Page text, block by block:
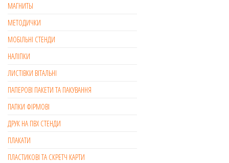
МАГНИТЫ
МЕТОДИЧКИ
МОБІЛЬНІ СТЕНДИ
НАЛІПКИ
ЛИСТІВКИ ВІТАЛЬНІ
ПАПЕРОВІ ПАКЕТИ ТА ПАКУВАННЯ
ПАПКИ ФІРМОВІ
ДРУК НА ПВХ СТЕНДИ
ПЛАКАТИ
ПЛАСТИКОВІ ТА СКРЕТЧ КАРТИ